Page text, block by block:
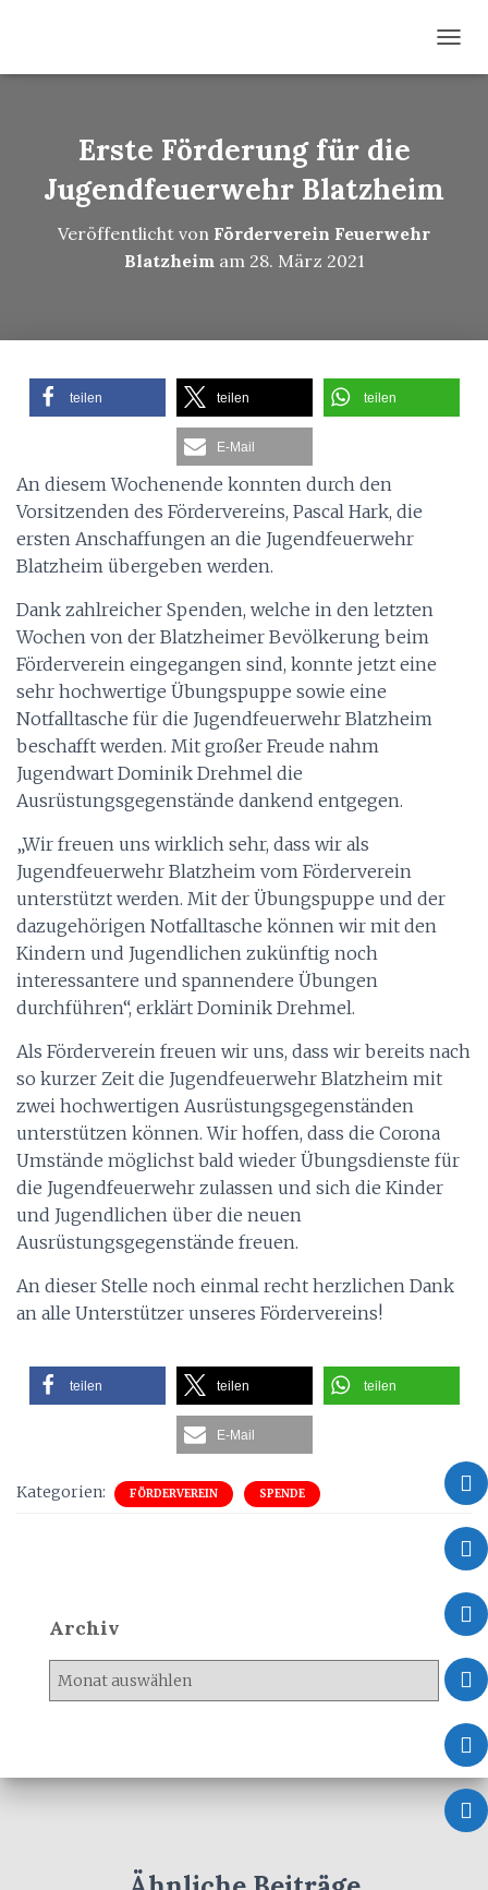
A
H
Erste Förderung für die
Jugendfeuerwehr Blatzheim
Veröffentlicht von Förderverein Feuerwehr
Blatzheimam 28. März 2021
teilen teilen teilen
E-Mail
An diesem Wochenende konnten durch den
Vorsitzenden des Fördervereins, Pascal Hark, die
ersten Anschaffungen an die Jugendfeuerwehr
Blatzheim übergeben werden.
Dank zahlreicher Spenden, welche in den letzten
Wochen von der Blatzheimer Bevölkerung beim
Förderverein eingegangen sind, konnte jetzt eine
sehr hochwertige Übungspuppe sowie eine
Notfalltasche für die Jugendfeuerwehr Blatzheim
beschafft werden. Mit großer Freude nahm
Jugendwart Dominik Drehmel die
Ausrüstungsgegenstände dankend entgegen.
„Wir freuen uns wirklich sehr, dass wir als
Jugendfeuerwehr Blatzheim vom Förderverein
unterstützt werden. Mit der Übungspuppe und der
dazugehörigen Notfalltasche können wir mit den
Kindern und Jugendlichen zukünftig noch
interessantere und spannendere Übungen
durchführen“, erklärt Dominik Drehmel.
Als Förderverein freuen wir uns, dass wir bereits nach
so kurzer Zeit die Jugendfeuerwehr Blatzheim mit
zwei hochwertigen Ausrüstungsgegenständen
unterstützen können. Wir hoffen, dass die Corona
Umstände möglichst bald wieder Übungsdienste für
die Jugendfeuerwehr zulassen und sich die Kinder
und Jugendlichen über die neuen
Ausrüstungsgegenstände freuen.
An dieser Stelle noch einmal recht herzlichen Dank
an alle Unterstützer unseres Fördervereins!
teilen teilen teilen
E-Mail
Kategorien: FÖRDERVEREIN SPENDE
Archiv
v